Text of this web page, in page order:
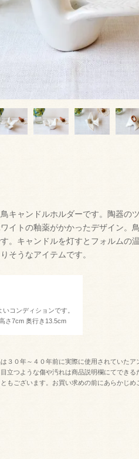
キャンドルホルダーです。陶器の
イトの釉薬がかかったデザイン。
。キャンドルを灯すとフォルムの
そうなアイテムです。
ンディションです。
7cm 奥行き13.5cm
３０年～４０年前に実際に使用されていた
立つような傷や汚れは商品説明欄にてでき
もございます。お買い求めの前にあらかじめ